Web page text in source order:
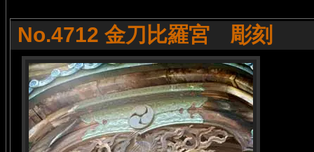
No.4712 金刀比羅宮 彫刻